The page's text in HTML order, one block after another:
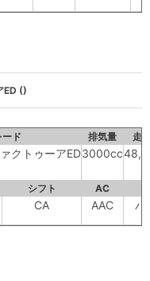
ED ()
ード 排気量 走
クトゥーアED3000cc
シフト AC
CA AAC パ